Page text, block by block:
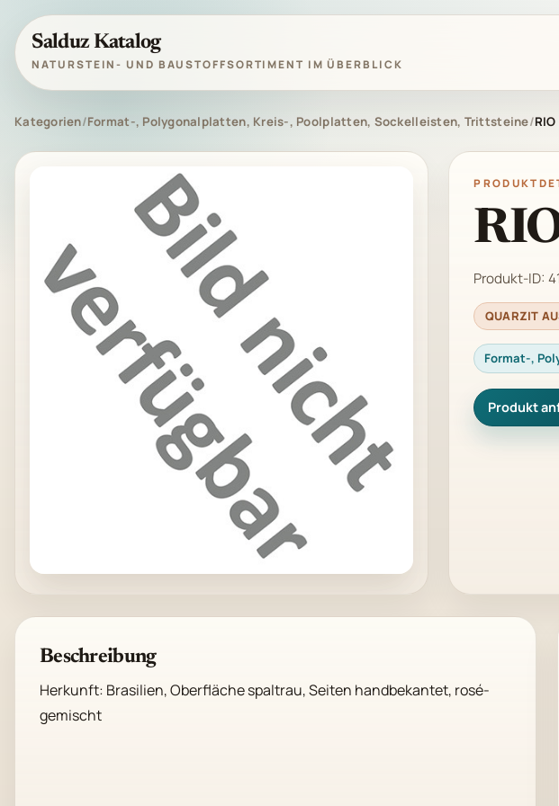
Salduz Katalog
NATURSTEIN- UND BAUSTOFFSORTIMENT IM ÜBERBLICK
Kategorien/Format-, Polygonalplatten, Kreis-, Poolplatten, Sockelleisten, Trittsteine/
Produkt-ID:41
QUARZIT
Format-,
Produkt
Beschreibung
Herkunft: Brasilien, Oberfläche spaltrau, Seiten handbekantet, rosé-
gemischt